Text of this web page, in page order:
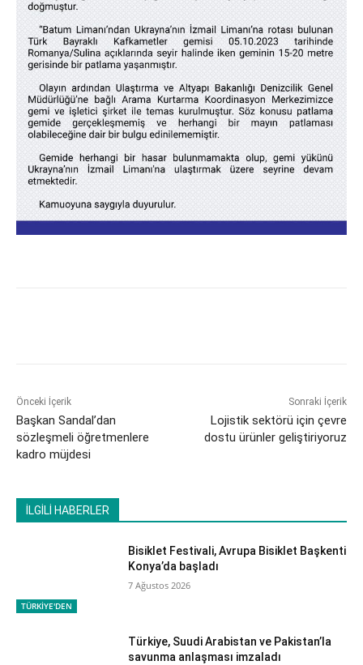
Önceki İçerik
Başkan Sandal’dan
sözleşmeli öğretmenlere
kadro müjdesi
Sonraki İçerik
Lojistik sektörü için çevre
dostu ürünler geliştiriyoruz
İLGİLİ HABERLER
TÜRKİYE'DEN
Bisiklet Festivali, Avrupa Bisiklet Başkenti
Konya’da başladı
7 Ağustos 2026
Türkiye, Suudi Arabistan ve Pakistan’la
savunma anlaşması imzaladı